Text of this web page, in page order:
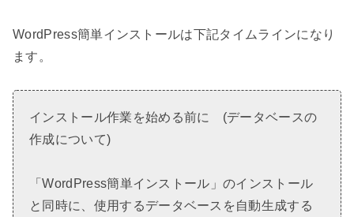
WordPress簡単インストールは下記タイムラインになり
ます。
インストール作業を始める前に (データベースの
作成について)
「WordPress簡単インストール」のインストール
と同時に、使用するデータベースを自動生成する